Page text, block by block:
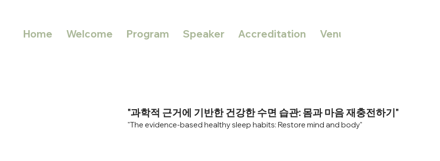
Home Welcome Program Speaker Accreditation Venue
"과학적 근거에 기반한 건강한 수면 습관: 몸과 마음 재충전하기"
"The evidence-based healthy sleep habits: Restore mind and body"